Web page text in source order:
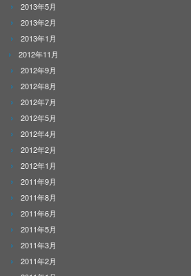
2013年5月
2013年2月
2013年1月
2012年11月
2012年9月
2012年8月
2012年7月
2012年5月
2012年4月
2012年2月
2012年1月
2011年9月
2011年8月
2011年6月
2011年5月
2011年3月
2011年2月